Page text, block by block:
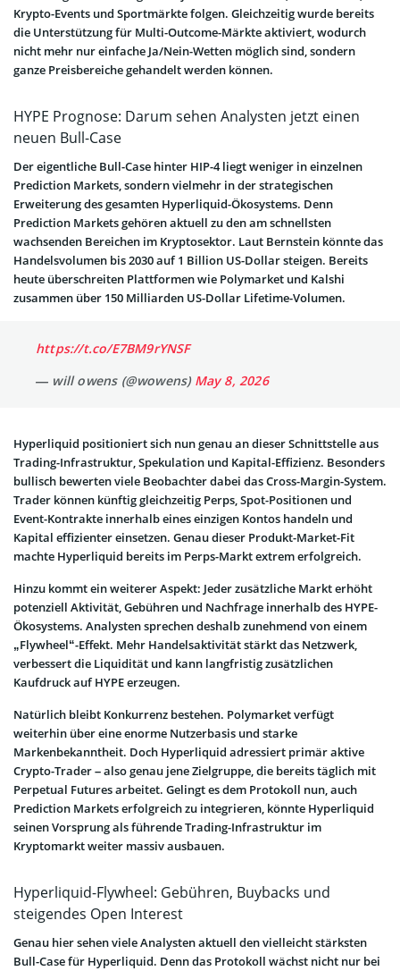
Krypto-Events und Sportmärkte folgen. Gleichzeitig wurde bereits
die Unterstützung für Multi-Outcome-Märkte aktiviert, wodurch
nicht mehr nur einfache Ja/Nein-Wetten möglich sind, sondern
ganze Preisbereiche gehandelt werden können.
HYPE Prognose: Darum sehen Analysten jetzt einen
neuen Bull-Case
Der eigentliche Bull-Case hinter HIP-4 liegt weniger in einzelnen
Prediction Markets, sondern vielmehr in der strategischen
Erweiterung des gesamten Hyperliquid-Ökosystems. Denn
Prediction Markets gehören aktuell zu den am schnellsten
wachsenden Bereichen im Kryptosektor. Laut Bernstein könnte das
Handelsvolumen bis 2030 auf 1 Billion US-Dollar steigen. Bereits
heute überschreiten Plattformen wie Polymarket und Kalshi
zusammen über 150 Milliarden US-Dollar Lifetime-Volumen.
https://t.co/E7BM9rYNSF
— will owens (@wowens) May 8, 2026
Hyperliquid positioniert sich nun genau an dieser Schnittstelle aus
Trading-Infrastruktur, Spekulation und Kapital-Effizienz. Besonders
bullisch bewerten viele Beobachter dabei das Cross-Margin-System.
Trader können künftig gleichzeitig Perps, Spot-Positionen und
Event-Kontrakte innerhalb eines einzigen Kontos handeln und
Kapital effizienter einsetzen. Genau dieser Produkt-Market-Fit
machte Hyperliquid bereits im Perps-Markt extrem erfolgreich.
Hinzu kommt ein weiterer Aspekt: Jeder zusätzliche Markt erhöht
potenziell Aktivität, Gebühren und Nachfrage innerhalb des HYPE-
Ökosystems. Analysten sprechen deshalb zunehmend von einem
„Flywheel“-Effekt. Mehr Handelsaktivität stärkt das Netzwerk,
verbessert die Liquidität und kann langfristig zusätzlichen
Kaufdruck auf HYPE erzeugen.
Natürlich bleibt Konkurrenz bestehen. Polymarket verfügt
weiterhin über eine enorme Nutzerbasis und starke
Markenbekanntheit. Doch Hyperliquid adressiert primär aktive
Crypto-Trader – also genau jene Zielgruppe, die bereits täglich mit
Perpetual Futures arbeitet. Gelingt es dem Protokoll nun, auch
Prediction Markets erfolgreich zu integrieren, könnte Hyperliquid
seinen Vorsprung als führende Trading-Infrastruktur im
Kryptomarkt weiter massiv ausbauen.
Hyperliquid-Flywheel: Gebühren, Buybacks und
steigendes Open Interest
Genau hier sehen viele Analysten aktuell den vielleicht stärksten
Bull-Case für Hyperliquid. Denn das Protokoll wächst nicht nur bei